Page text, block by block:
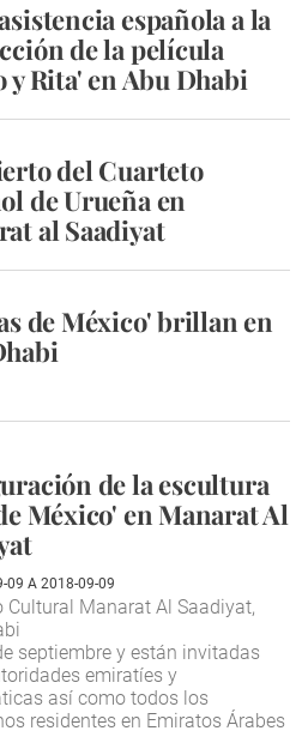
española a la
de la película
y Rita' en Abu Dhabi
del Cuarteto
de Urueña en
al Saadiyat
de México' brillan en
de la escultura
México' en Manarat Al
09 A 2018-09-09
Cultural Manarat Al Saadiyat,
septiembre y están invitadas
emiratíes y
así como todos los
residentes en Emiratos Árabes